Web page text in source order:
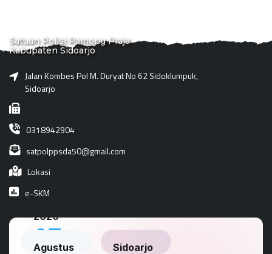
Satuan Polisi Pamong Praja
Kabupaten Sidoarjo
Jalan Kombes Pol M. Duryat No 62 Sidoklumpuk,
Sidoarjo
0318942904
satpolppsda50@gmail.com
Lokasi
e-SKM